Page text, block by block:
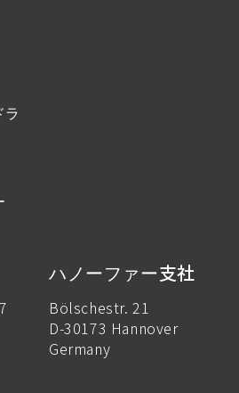
ハノーファー支社
Bölschestr. 21
D-30173 Hannover
Germany